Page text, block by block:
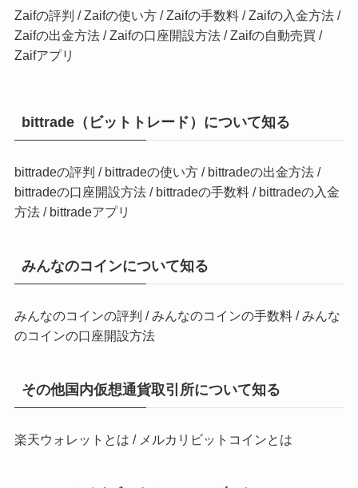
Zaifの評判 / Zaifの使い方 / Zaifの手数料/ Zaifの入金方法/
Zaifの出金方法/ Zaifの口座開設方法/ Zaifの自動売買 /
Zaifアプリ
bittrade（ビットトレード）について知る
bittradeの評判 / bittradeの使い方/ bittradeの出金方法/
bittradeの口座開設方法/ bittradeの手数料/ bittradeの入金
方法/ bittradeアプリ
みんなのコインについて知る
みんなのコインの評判 /みんなのコインの手数料/みんな
のコインの口座開設方法
その他国内仮想通貨取引所について知る
楽天ウォレットとは / メルカリビットコインとは